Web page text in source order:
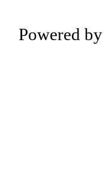
Powered by